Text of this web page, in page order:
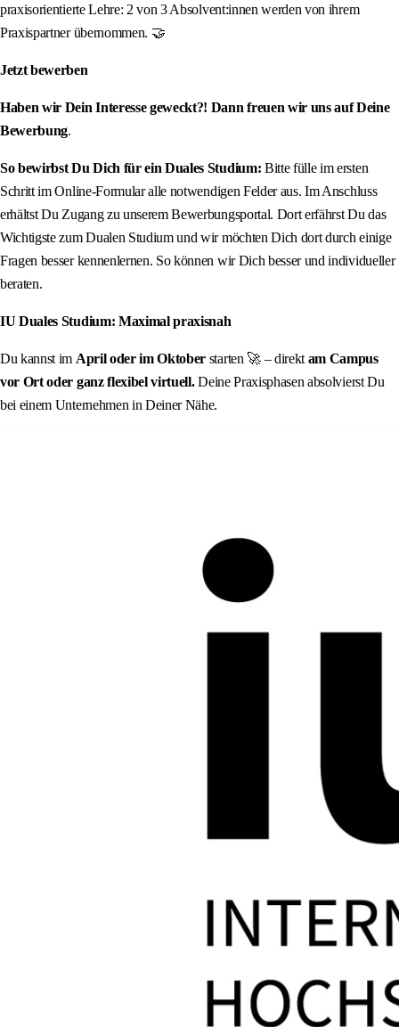
praxisorientierte Lehre: 2 von 3 Absolvent:innen werden von ihrem
Praxispartner übernommen. 🤝
Jetzt bewerben
Haben wir Dein Interesse geweckt?! Dann freuen wir uns auf Deine
Bewerbung.
So bewirbst Du Dich für ein Duales Studium: Bitte fülle im ersten
Schritt im Online-Formular alle notwendigen Felder aus. Im Anschluss
erhältst Du Zugang zu unserem Bewerbungsportal. Dort erfährst Du das
Wichtigste zum Dualen Studium und wir möchten Dich dort durch einige
Fragen besser kennenlernen. So können wir Dich besser und individueller
beraten.
IU Duales Studium: Maximal praxisnah
Du kannst im April oder im Oktober starten 🚀 – direkt am Campus
vor Ort oder ganz flexibel virtuell.Deine Praxisphasen absolvierst Du
bei einem Unternehmen in Deiner Nähe.